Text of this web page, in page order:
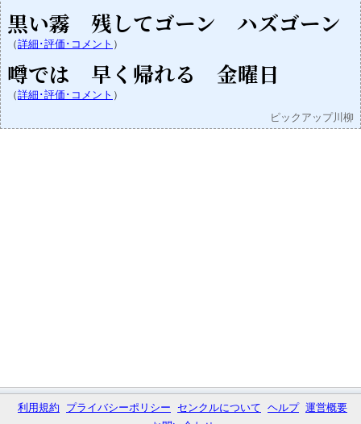
黒い霧 残してゴーン ハズゴーン
（詳細･評価･コメント ）
噂では 早く帰れる 金曜日
（詳細･評価･コメント ）
ピックアップ川柳
利用規約 プライバシーポリシー センクルについて ヘルプ 運営概要